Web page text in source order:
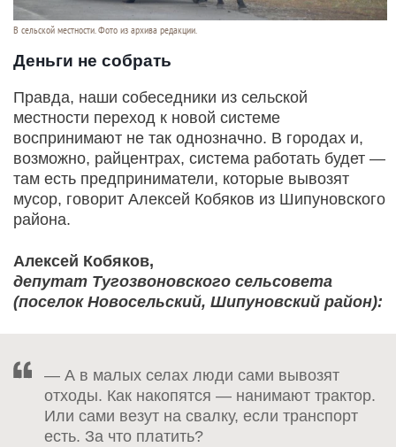
В сельской местности. Фото из архива редакции.
Деньги не собрать
Правда, наши собеседники из сельской
местности переход к новой системе
воспринимают не так однозначно. В городах и,
возможно, райцентрах, система работать будет —
там есть предприниматели, которые вывозят
мусор, говорит Алексей Кобяков из Шипуновского
района.
Алексей Кобяков,
депутат Тугозвоновского сельсовета
(поселок Новосельский, Шипуновский район):
— А в малых селах люди сами вывозят
отходы. Как накопятся — нанимают трактор.
Или сами везут на свалку, если транспорт
есть. За что платить?